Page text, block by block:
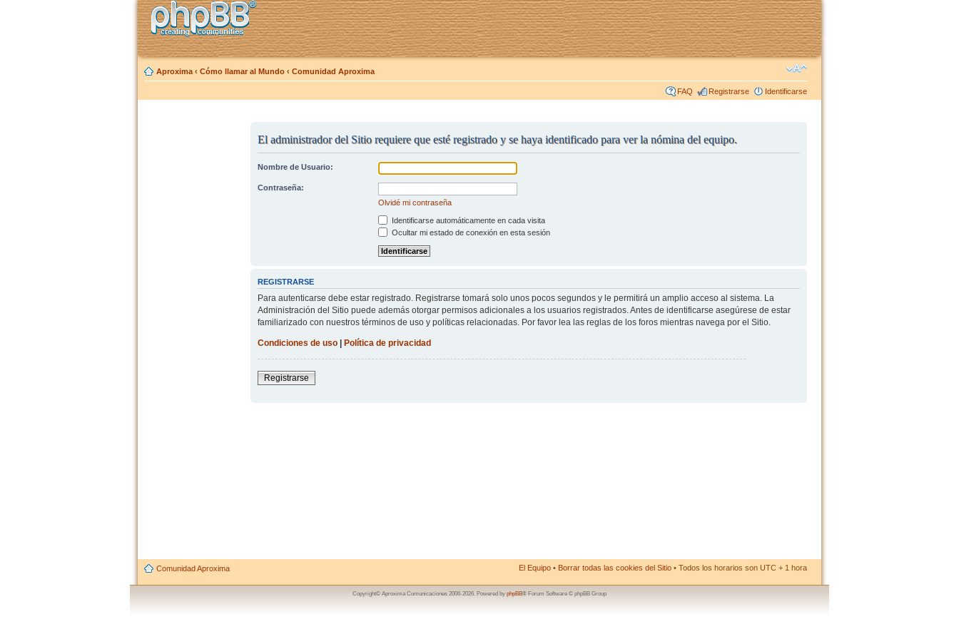
Aproxima ‹ Cómo llamar al Mundo ‹ Comunidad Aproxima
FAQ Registrarse Identificarse
El administrador del Sitio requiere que esté registrado y se haya identificado para ver la nómina del equipo.
Nombre de Usuario:
Contraseña:
Olvidé mi contraseña
Identificarse automáticamente en cada visita
Ocultar mi estado de conexión en esta sesión
REGISTRARSE
Para autenticarse debe estar registrado. Registrarse tomará solo unos pocos segundos y le permitirá un amplio acceso al sistema. La
Administración del Sitio puede además otorgar permisos adicionales a los usuarios registrados. Antes de identificarse asegúrese de estar
familiarizado con nuestros términos de uso y políticas relacionadas. Por favor lea las reglas de los foros mientras navega por el Sitio.
Condiciones de uso| Política de privacidad
Registrarse
Comunidad Aproxima El Equipo • Borrar todas las cookies del Sitio • Todos los horarios son UTC + 1 hora
Copyright© Aproxima Comunicaciones 2006-2026. Powered by phpBB® Forum Software © phpBB Group